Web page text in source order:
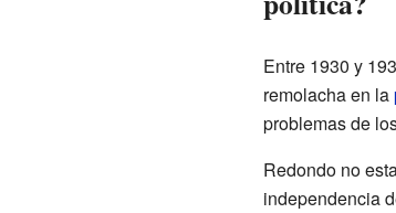
Entre 1930 y
remolacha en la
problemas de
Redondo no
independencia